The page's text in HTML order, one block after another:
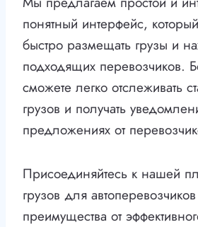
понятный интерфейс,
быстро размещать грузы и
подходящих перевозчиков.
сможете легко отслеживать
грузов и получать
предложениях от
Присоединяйтесь к нашей
грузов для
преимущества от